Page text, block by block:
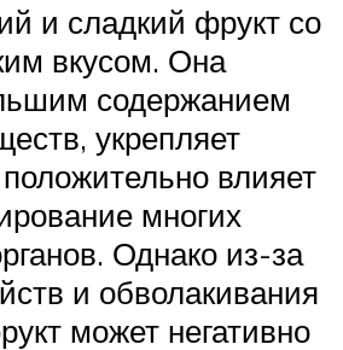
и сладкий фрукт со
вкусом. Она
содержанием
укрепляет
влияет
многих
Однако из-за
и обволакивания
может негативно